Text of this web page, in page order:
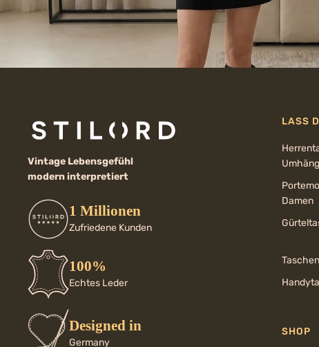
Vintage Lebensgefühl
modern interpretiert
1 Millionen
Zufriedene Kunden
100%
Echtes Leder
Designed in
Germany
LASS
Damen
SHOP